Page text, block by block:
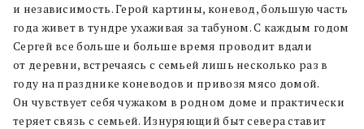
и независимость. Герой картины, коневод, большую часть
года живет в тундре ухаживая за табуном. С каждым годом
Сергей все больше и больше время проводит вдали
от деревни, встречаясь с семьей лишь несколько раз в
году на празднике коневодов и привозя мясо домой.
Он чувствует себя чужаком в родном доме и практически
теряет связь с семьей. Изнуряющий быт севера ставит